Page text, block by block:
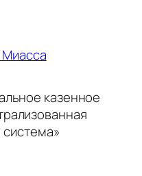
Миасса
казенное